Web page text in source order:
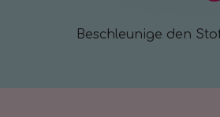
Beschleunige den